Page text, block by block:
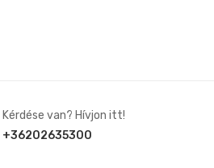
Kérdése van? Hívjon itt!
+36202635300